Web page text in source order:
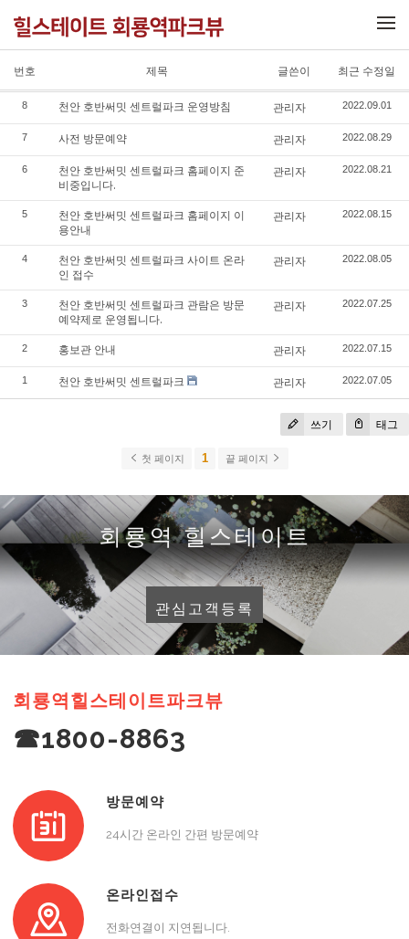
번호 제목 글쓴이 최근 수정일
8 천안 호반써밋 센트럴파크 운영방침 관리자 2022.09.01
7 사전 방문예약 관리자 2022.08.29
6
천안 호반써밋 센트럴파크 홈페이지 준
비중입니다.
관리자 2022.08.21
5
천안 호반써밋 센트럴파크 홈페이지 이
용안내
관리자 2022.08.15
4
천안 호반써밋 센트럴파크 사이트 온라
인 접수
관리자 2022.08.05
3
천안 호반써밋 센트럴파크 관람은 방문
예약제로 운영됩니다.
관리자 2022.07.25
2 홍보관 안내 관리자 2022.07.15
1 천안 호반써밋 센트럴파크 관리자 2022.07.05
쓰기 태그
첫 페이지 1 끝 페이지
회룡역 힐스테이트
관심고객등록
회룡역힐스테이트파크뷰
☎1800-8863
방문예약
24시간 온라인 간편 방문예약
온라인접수
전화연결이 지연됩니다.